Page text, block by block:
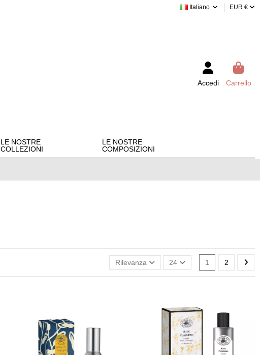
Italiano EUR €
Accedi Carrello
LE NOSTRE
COLLEZIONI
LE NOSTRE
COMPOSIZIONI
Rilevanza 24 1 2